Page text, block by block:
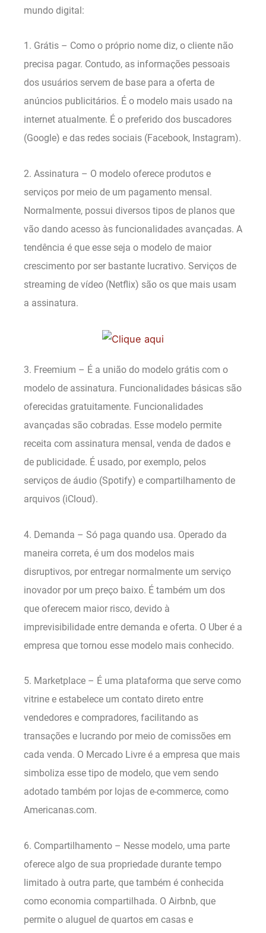
mundo digital:
1. Grátis – Como o próprio nome diz, o cliente não
precisa pagar. Contudo, as informações pessoais
dos usuários servem de base para a oferta de
anúncios publicitários. É o modelo mais usado na
internet atualmente. É o preferido dos buscadores
(Google) e das redes sociais (Facebook, Instagram).
2. Assinatura – O modelo oferece produtos e
serviços por meio de um pagamento mensal.
Normalmente, possui diversos tipos de planos que
vão dando acesso às funcionalidades avançadas. A
tendência é que esse seja o modelo de maior
crescimento por ser bastante lucrativo. Serviços de
streaming de vídeo (Netflix) são os que mais usam
a assinatura.
3. Freemium – É a união do modelo grátis com o
modelo de assinatura. Funcionalidades básicas são
oferecidas gratuitamente. Funcionalidades
avançadas são cobradas. Esse modelo permite
receita com assinatura mensal, venda de dados e
de publicidade. É usado, por exemplo, pelos
serviços de áudio (Spotify) e compartilhamento de
arquivos (iCloud).
4. Demanda – Só paga quando usa. Operado da
maneira correta, é um dos modelos mais
disruptivos, por entregar normalmente um serviço
inovador por um preço baixo. É também um dos
que oferecem maior risco, devido à
imprevisibilidade entre demanda e oferta. O Uber é a
empresa que tornou esse modelo mais conhecido.
5. Marketplace – É uma plataforma que serve como
vitrine e estabelece um contato direto entre
vendedores e compradores, facilitando as
transações e lucrando por meio de comissões em
cada venda. O Mercado Livre é a empresa que mais
simboliza esse tipo de modelo, que vem sendo
adotado também por lojas de e-commerce, como
Americanas.com.
6. Compartilhamento – Nesse modelo, uma parte
oferece algo de sua propriedade durante tempo
limitado à outra parte, que também é conhecida
como economia compartilhada. O Airbnb, que
permite o aluguel de quartos em casas e